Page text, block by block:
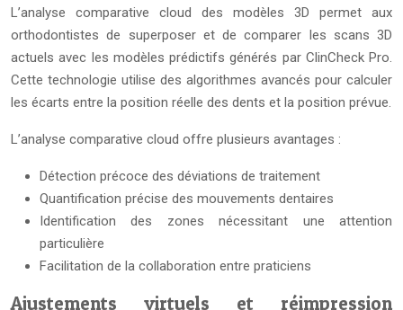
L’analyse comparative cloud des modèles 3D permet aux
orthodontistes de superposer et de comparer les scans 3D
actuels avec les modèles prédictifs générés par ClinCheck Pro.
Cette technologie utilise des algorithmes avancés pour calculer
les écarts entre la position réelle des dents et la position prévue.
L’analyse comparative cloud offre plusieurs avantages :
Détection précoce des déviations de traitement
Quantification précise des mouvements dentaires
Identification des zones nécessitant une attention
particulière
Facilitation de la collaboration entre praticiens
Ajustements virtuels et réimpression